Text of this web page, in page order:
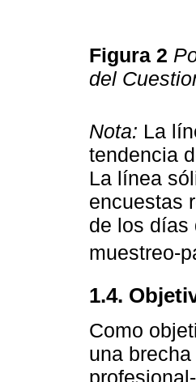
Figura 2
del
Nota: La
tendencia
La línea
encuestas
de los días
muestreo-
1.4.
Como
una